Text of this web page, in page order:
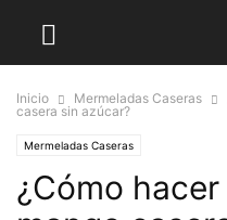
Inicio Mermeladas Caseras
casera sin azúcar?
Mermeladas Caseras
¿Cómo